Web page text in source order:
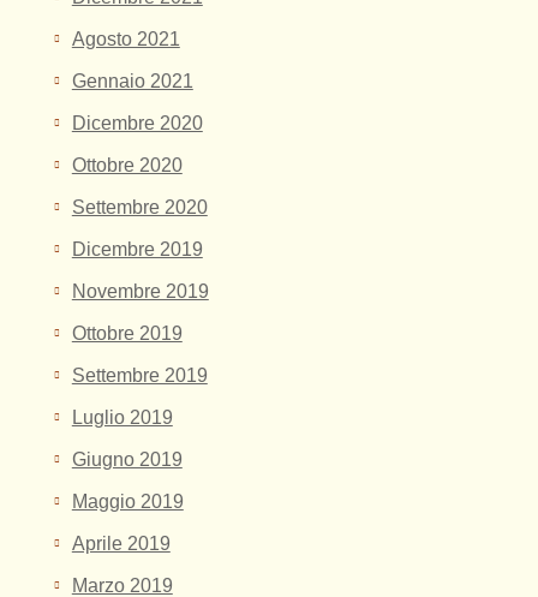
Agosto 2021
Gennaio 2021
Dicembre 2020
Ottobre 2020
Settembre 2020
Dicembre 2019
Novembre 2019
Ottobre 2019
Settembre 2019
Luglio 2019
Giugno 2019
Maggio 2019
Aprile 2019
Marzo 2019